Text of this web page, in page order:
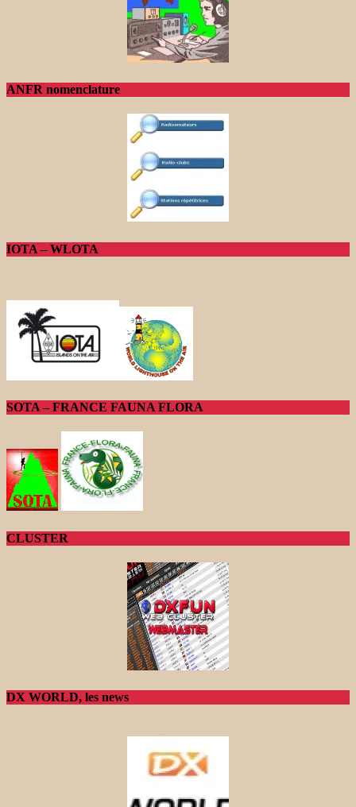
ANFR nomenclature
IOTA – WLOTA
SOTA – FRANCE FAUNA FLORA
CLUSTER
DX WORLD, les news